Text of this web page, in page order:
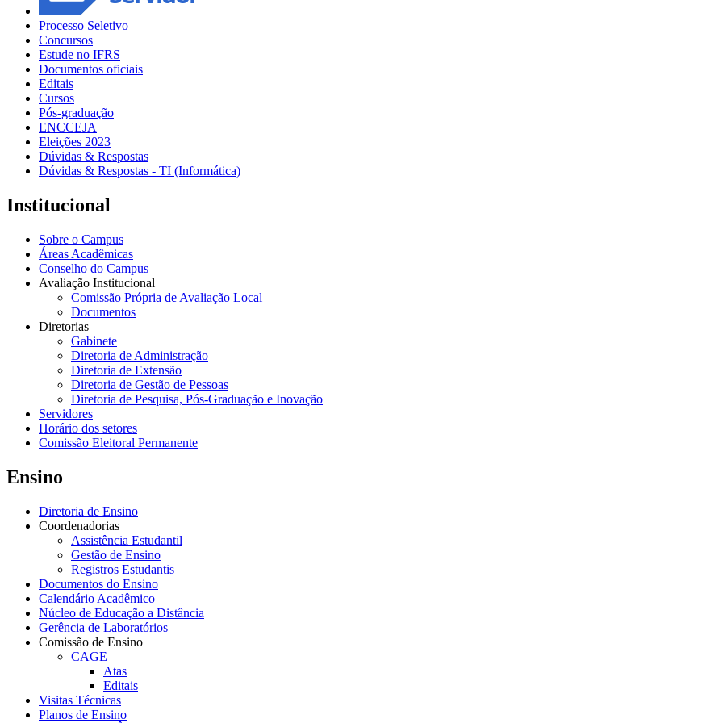
Processo Seletivo
Concursos
Estude no IFRS
Documentos oficiais
Editais
Cursos
Pós-graduação
ENCCEJA
Eleições 2023
Dúvidas & Respostas
Dúvidas & Respostas - TI (Informática)
Institucional
Sobre o Campus
Áreas Acadêmicas
Conselho do Campus
Avaliação Institucional
Comissão Própria de Avaliação Local
Documentos
Diretorias
Gabinete
Diretoria de Administração
Diretoria de Extensão
Diretoria de Gestão de Pessoas
Diretoria de Pesquisa, Pós-Graduação e Inovação
Servidores
Horário dos setores
Comissão Eleitoral Permanente
Ensino
Diretoria de Ensino
Coordenadorias
Assistência Estudantil
Gestão de Ensino
Registros Estudantis
Documentos do Ensino
Calendário Acadêmico
Núcleo de Educação a Distância
Gerência de Laboratórios
Comissão de Ensino
CAGE
Atas
Editais
Visitas Técnicas
Planos de Ensino